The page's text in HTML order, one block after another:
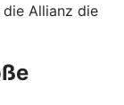
Allianz die